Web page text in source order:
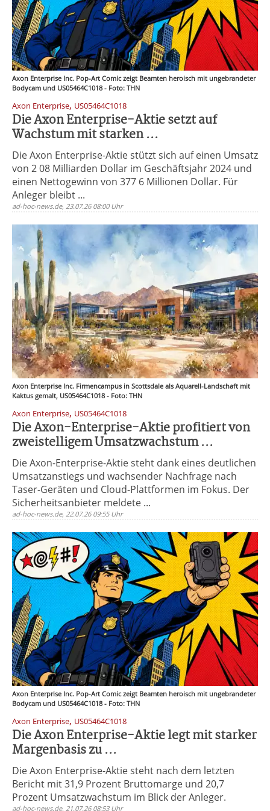
Axon Enterprise Inc. Pop-Art Comic zeigt Beamten heroisch mit ungebrandeter
Bodycam und US05464C1018 - Foto: THN
Axon Enterprise, US05464C1018
Die Axon Enterprise-Aktie setzt auf
Wachstum mit starken ...
Die Axon Enterprise-Aktie stützt sich auf einen Umsatz
von 2 08 Milliarden Dollar im Geschäftsjahr 2024 und
einen Nettogewinn von 377 6 Millionen Dollar. Für
Anleger bleibt ...
ad-hoc-news.de, 23.07.26 08:00 Uhr
Axon Enterprise Inc. Firmencampus in Scottsdale als Aquarell-Landschaft mit
Kaktus gemalt, US05464C1018 - Foto: THN
Axon Enterprise, US05464C1018
Die Axon-Enterprise-Aktie profitiert von
zweistelligem Umsatzwachstum ...
Die Axon-Enterprise-Aktie steht dank eines deutlichen
Umsatzanstiegs und wachsender Nachfrage nach
Taser-Geräten und Cloud-Plattformen im Fokus. Der
Sicherheitsanbieter meldete ...
ad-hoc-news.de, 22.07.26 09:55 Uhr
Axon Enterprise Inc. Pop-Art Comic zeigt Beamten heroisch mit ungebrandeter
Bodycam und US05464C1018 - Foto: THN
Axon Enterprise, US05464C1018
Die Axon Enterprise-Aktie legt mit starker
Margenbasis zu ...
Die Axon Enterprise-Aktie steht nach dem letzten
Bericht mit 31,9 Prozent Bruttomarge und 20,7
Prozent Umsatzwachstum im Blick der Anleger.
ad-hoc-news.de, 21.07.26 08:53 Uhr